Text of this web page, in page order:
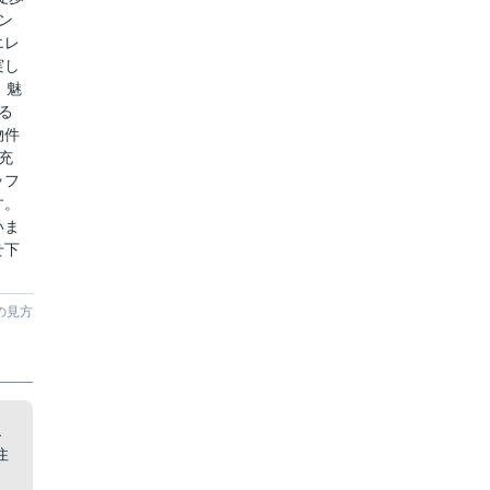
レ
魅
件
フ
下
見方